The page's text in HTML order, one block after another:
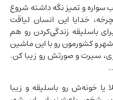
و تمیز نگه داشته شروع
خدایا این انسان لیاقت
باسلیقه زندگی‌کردن رو هم
و کشورمون رو با این ماشین
سیرت و صورتش رو زیبا کن.
یا خونه‌ش رو باسلیقه و زیبا